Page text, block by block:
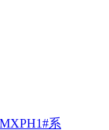
系